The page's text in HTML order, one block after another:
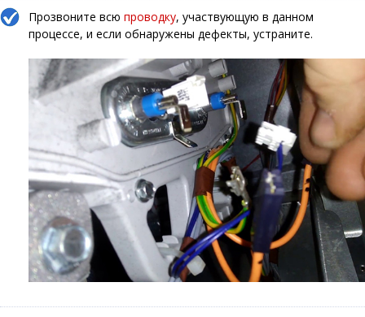
Прозвоните всю проводку, участвующую в данном
процессе, и если обнаружены дефекты, устраните.